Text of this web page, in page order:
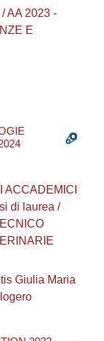
AA 2023 -
E
ACCADEMICI
di laurea /
Giulia Maria